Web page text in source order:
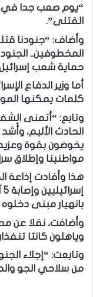
“يوم صعب جدا في
القتلى”.
وأضاف: “جنودنا
حماية شعب
أما وزير الدفاع
كلمات يمكنها
وتابع: “أتمنى
الحادث الأليم،
يخوضون بقوة
مواطنينا وإطلاق
بانهيار مبنى
وأضافت، نقلا عن
وياهلون كانتا
وتابعت: “إجلاء
من سلاحي الجو